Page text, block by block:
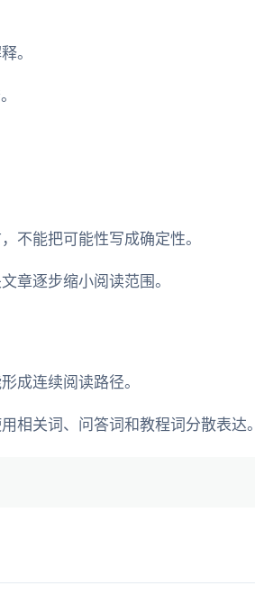
。
不能把可能性写成确定性。
章逐步缩小阅读范围。
成连续阅读路径。
相关词、问答词和教程词分散表达。